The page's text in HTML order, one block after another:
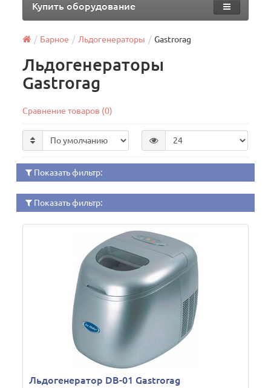
Купить оборудование
Барное Льдогенераторы Gastrorag
Льдогенераторы
Gastrorag
Сравнение товаров (0)
Показать фильтр:
Показать фильтр:
Льдогенератор DB-01 Gastrorag